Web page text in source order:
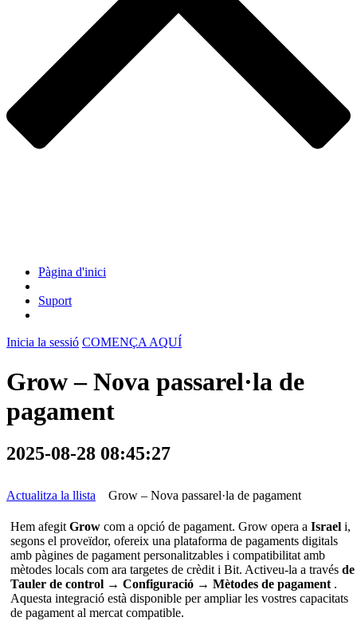
Pàgina d'inici
Suport
Inicia la sessió COMENÇA AQUÍ
Grow – Nova passarel·la de
pagament
2025-08-28 08:45:27
Actualitza la llista Grow – Nova passarel·la de pagament
Hem afegit Grow com a opció de pagament. Grow opera a Israel i,
segons el proveïdor, ofereix una plataforma de pagaments digitals
amb pàgines de pagament personalitzables i compatibilitat amb
mètodes locals com ara targetes de crèdit i Bit. Activeu-la a través de
Tauler de control → Configuració → Mètodes de pagament .
Aquesta integració està disponible per ampliar les vostres capacitats
de pagament al mercat compatible.